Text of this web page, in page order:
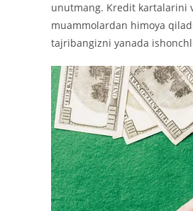
unutmang. Kredit kartalarini
muammolardan himoya
tajribangizni yanada